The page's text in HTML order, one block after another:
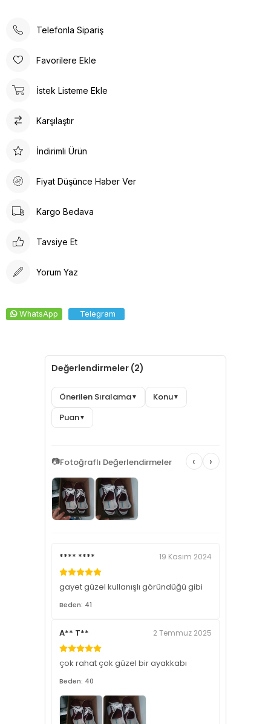
Telefonla Sipariş
Favorilere Ekle
İstek Listeme Ekle
Karşılaştır
İndirimli Ürün
Fiyat Düşünce Haber Ver
Kargo Bedava
Tavsiye Et
Yorum Yaz
WhatsApp Telegram
Değerlendirmeler (2)
Önerilen Sıralama▼ Konu▼
Puan▼
📷Fotoğraflı Değerlendirmeler ‹ ›
**** **** 19 Kasım 2024
gayet güzel kullanışlı göründüğü gibi
Beden: 41
A** T** 2 Temmuz 2025
çok rahat çok güzel bir ayakkabı
Beden: 40